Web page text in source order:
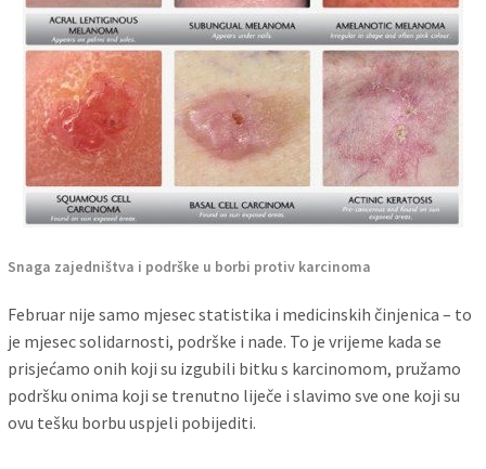
Snaga zajedništva i podrške u borbi protiv karcinoma
Februar nije samo mjesec statistika i medicinskih činjenica – to
je mjesec solidarnosti, podrške i nade. To je vrijeme kada se
prisjećamo onih koji su izgubili bitku s karcinomom, pružamo
podršku onima koji se trenutno liječe i slavimo sve one koji su
ovu tešku borbu uspjeli pobijediti.